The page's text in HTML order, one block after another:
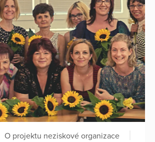
O projektu neziskové organizace